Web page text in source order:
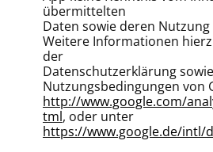
übermittelten
Daten sowie deren
Weitere Informationen
der
Datenschutzerklärung
Nutzungsbedingungen von
http://www.google.com/
tml, oder unter
https://www.google.de/intl/